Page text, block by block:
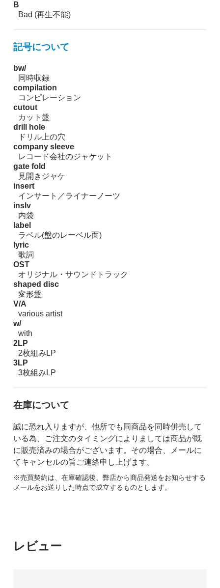
B
Bad (再生不能)
記号について
bw/
同時収録
compilation
コンピレーション
cutout
カット盤
drill hole
ドリル上の穴
company sleeve
レコード会社のジャケット
gate fold
見開きジャケ
insert
インサート／ライナーノーツ
inslv
内袋
label
ラベル(盤のレーベル面)
lyric
歌詞
OST
オリジナル・サウンドトラック
shaped disc
変形盤
V/A
various artist
w/
with
2LP
2枚組みLP
3LP
3枚組みLP
在庫について
誠に恐れ入りますが、他所でも同商品を同時併売して
いる為、ご注文のタイミングによりましては商品が既
に販売済みの場合がございます。その場合、メールに
てキャンセルの旨ご連絡申し上げます。
※売買契約は、在庫確認後、弊店から商品発送をお知らせする
メールをお送りした時点で成立するものとします。
レビュー